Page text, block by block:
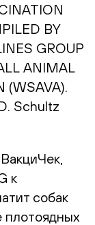
BY
GROUP
ANIMAL
(WSAVA).
Schultz
к
собак
плотоядных